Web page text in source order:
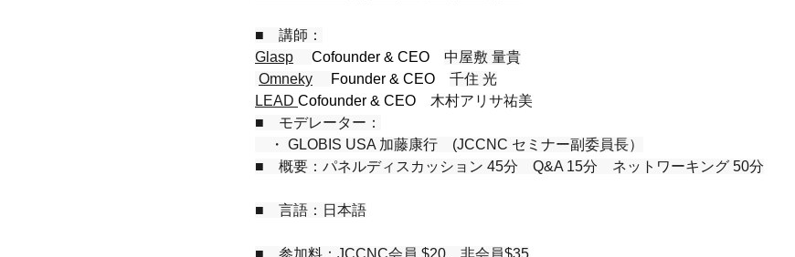
■　講師：
Glasp
Cofounder & CEO 中屋敷 量貴
Omneky
Founder & CEO 千住 光
LEAD Cofounder & CEO 木村アリサ祐美
■　モデレーター：
・ GLOBIS USA 加藤康行　(JCCNC セミナー副委員長）
■　概要：パネルディスカッション 45分　Q&A 15分　ネットワーキング 50分
■　言語：日本語
■　参加料：JCCNC会員 $20、非会員$35